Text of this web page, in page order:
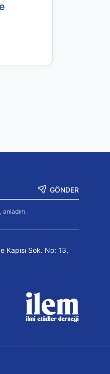
GÖNDER
anladım.
Kapısı Sok. No: 13,